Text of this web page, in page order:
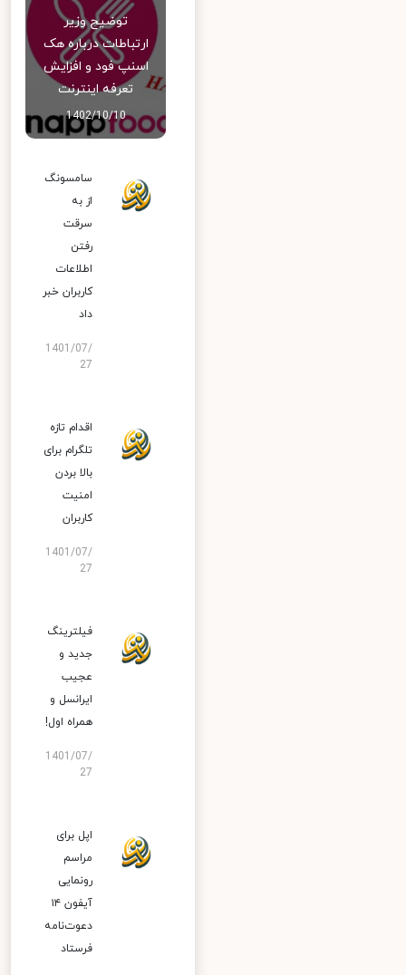
توضیح وزیر
ارتباطات درباره هک
اسنپ‌ فود و افزایش
تعرفه اینترنت
1402/10/10
سامسونگ
از به
سرقت
رفتن
اطلاعات
کاربران خبر
داد
1401/07/
27
اقدام تازه
تلگرام برای
بالا بردن
امنیت
کاربران
1401/07/
27
فیلترینگ
جدید و
عجیب
ایرانسل و
همراه اول!
1401/07/
27
اپل برای
مراسم
رونمایی
آیفون ۱۴
دعوت‌نامه
فرستاد